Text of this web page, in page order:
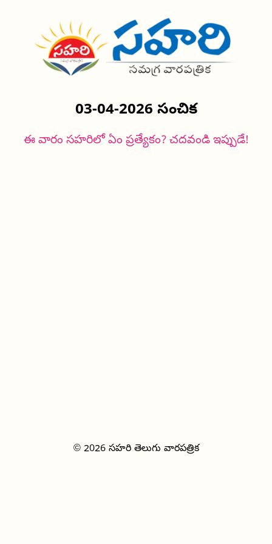
03-04-2026 సంచిక
ఈ వారం సహరిలో ఏం ప్రత్యేకం? చదవండి ఇప్పుడే!
© 2026 సహరి తెలుగు వారపత్రిక